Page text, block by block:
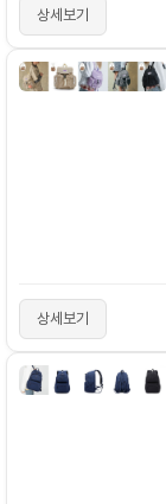
상세보기
상세보기